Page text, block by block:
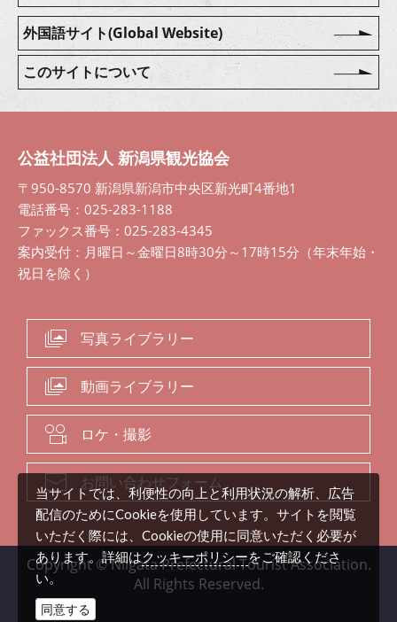
外国語サイト(Global Website)
このサイトについて
公益社団法人 新潟県観光協会
〒950-8570 新潟県新潟市中央区新光町4番地1
電話番号：025-283-1188
ファックス番号：025-283-4345
案内受付：月曜日～金曜日8時30分～17時15分（年末年始・
祝日を除く）
写真ライブラリー
動画ライブラリー
ロケ・撮影
お問い合わせフォーム
Copyright © Niigata Prefectural Tourist Association.
All Rights Reserved.
当サイトでは、利便性の向上と利用状況の解析、広告
配信のためにCookieを使用しています。サイトを閲覧
いただく際には、Cookieの使用に同意いただく必要が
あります。詳細はクッキーポリシーをご確認くださ
い。
同意する